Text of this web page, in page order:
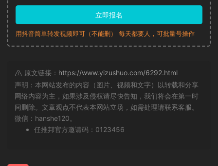
立即报名
用抖音简单转发视频即可（不能删） 每天都要人，可批量号操作
原文链接： https://www.yizushuo.com/6292.html
声明：本网站发布的内容（图片、视频和文字）以转载和分享
网络内容为主，如果涉及侵权请尽快告知，我们将会在第一时
间删除。文章观点不代表本网站立场，如需处理请联系客服。
微信：hanshe120。
任推邦官方邀请码：0123456